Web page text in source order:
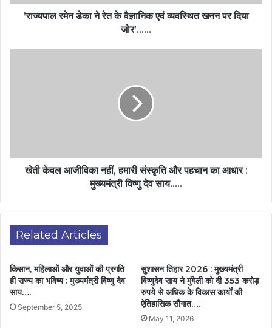
’राज्यपाल रमेन डेका ने रेत के वैज्ञानिक एवं व्यवस्थित खनन पर दिया
जोर’……
खेती केवल आजीविका नहीं, हमारी संस्कृति और पहचान का आधार :
मुख्यमंत्री विष्णु देव साय…..
Related Articles
किसान, महिलाओं और युवाओं की प्रगति
ही राज्य का भविष्य : मुख्यमंत्री विष्णु देव
साय….
September 5, 2025
सुशासन तिहार 2026 : मुख्यमंत्री
विष्णुदेव साय ने मुंगेली को दी 353 करोड़
रुपये से अधिक के विकास कार्यों की
ऐतिहासिक सौगात….
May 11, 2026